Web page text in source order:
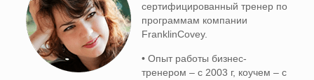
сертифицированный тренер по
программам компании
FranklinCovey.
• Опыт работы бизнес-
тренером – с 2003 г, коучем – с